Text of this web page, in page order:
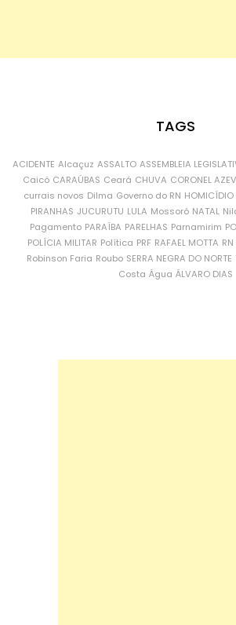
TAGS
ACIDENTE Alcaçuz ASSALTO ASSEMBLEIA
Caicó CARAÚBAS Ceará CHUVA CORONEL
currais novos Dilma Governo do RN HOMICÍDIO
PIRANHAS JUCURUTU LULA Mossoró NATAL
Pagamento PARAÍBA PARELHAS Parnamirim
POLÍCIA MILITAR Política PRF RAFAEL MOTTA RN
Robinson Faria Roubo SERRA NEGRA DO NORTE
Costa Água ÁLVARO DIAS